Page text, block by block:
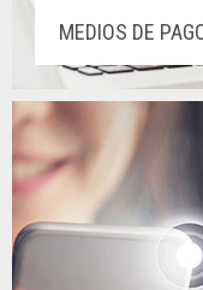
MEDIOS DE